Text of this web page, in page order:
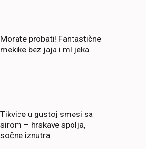
Morate probati! Fantastične
mekike bez jaja i mlijeka.
Tikvice u gustoj smesi sa
sirom – hrskave spolja,
sočne iznutra